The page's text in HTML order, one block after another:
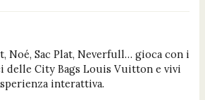
Noé, Sac Plat, Neverfull… gioca con i
delle City Bags Louis Vuitton e vivi
interattiva.